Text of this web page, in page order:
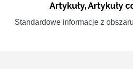
Artykuły,Artykuły
Standardowe informacje z